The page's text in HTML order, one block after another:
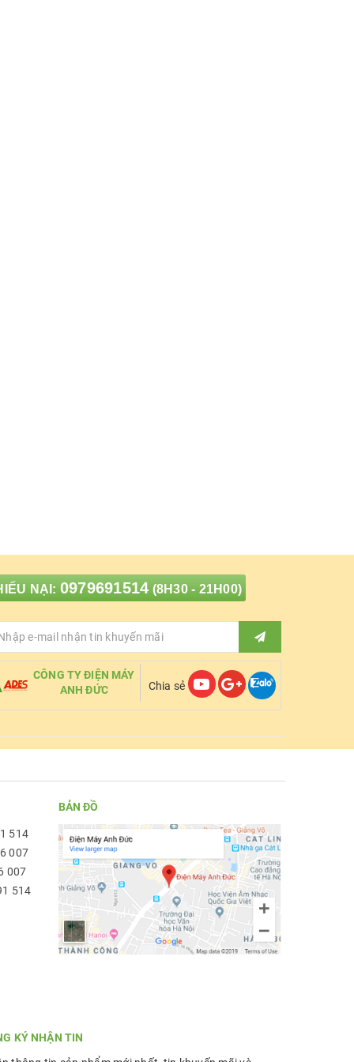
NẠI: 0979691514 (8H30 - 21H00)
CÔNG TY ĐIỆN MÁY
ANH ĐỨC
Chia sẻ
514
007
007
514
BẢN ĐỒ
KÝ NHẬN TIN